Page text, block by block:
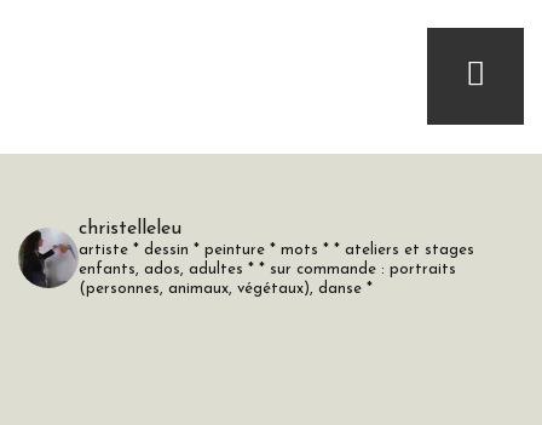
christelleleu
artiste * dessin * peinture * mots * * ateliers et stages
enfants, ados, adultes * * sur commande : portraits
(personnes, animaux, végétaux), danse *